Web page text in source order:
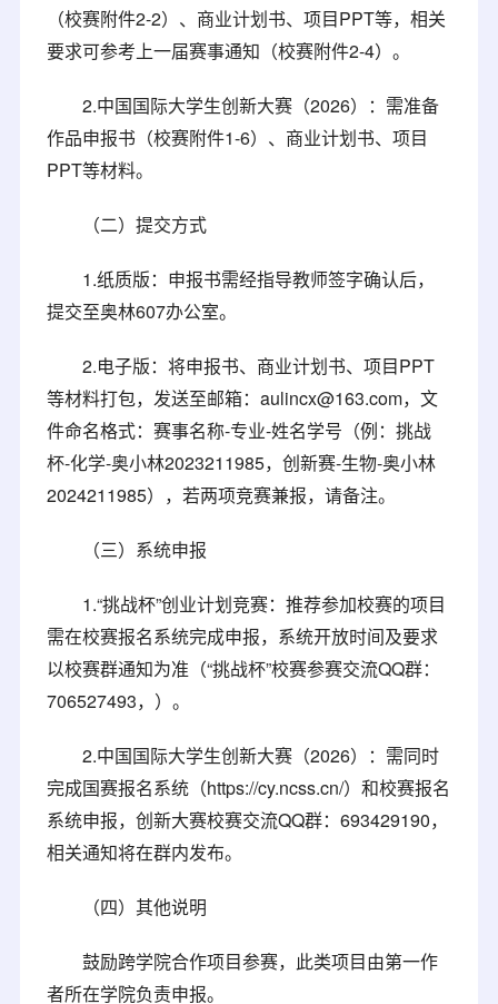
（校赛附件2-2）、商业计划书、项目PPT等，相关
要求可参考上一届赛事通知（校赛附件2-4）。
2.中国国际大学生创新大赛（2026）：需准备
作品申报书（校赛附件1-6）、商业计划书、项目
PPT等材料。
（二）提交方式
1.纸质版：申报书需经指导教师签字确认后，
提交至奥林607办公室。
2.电子版：将申报书、商业计划书、项目PPT
等材料打包，发送至邮箱：aulincx@163.com，文
件命名格式：赛事名称-专业-姓名学号（例：挑战
杯-化学-奥小林2023211985，创新赛-生物-奥小林
2024211985），若两项竞赛兼报，请备注。
（三）系统申报
1.“挑战杯”创业计划竞赛： 推荐参加校赛的项目
需在校赛报名系统完成申报，系统开放时间及要求
以校赛群通知为准（“挑战杯”校赛参赛交流QQ群：
706527493，）。
2.中国国际大学生创新大赛（2026）：需同时
完成国赛报名系统（https://cy.ncss.cn/）和校赛报名
系统申报，创新大赛校赛交流QQ群：693429190，
相关通知将在群内发布。
（四）其他说明
鼓励跨学院合作项目参赛，此类项目由第一作
者所在学院负责申报。